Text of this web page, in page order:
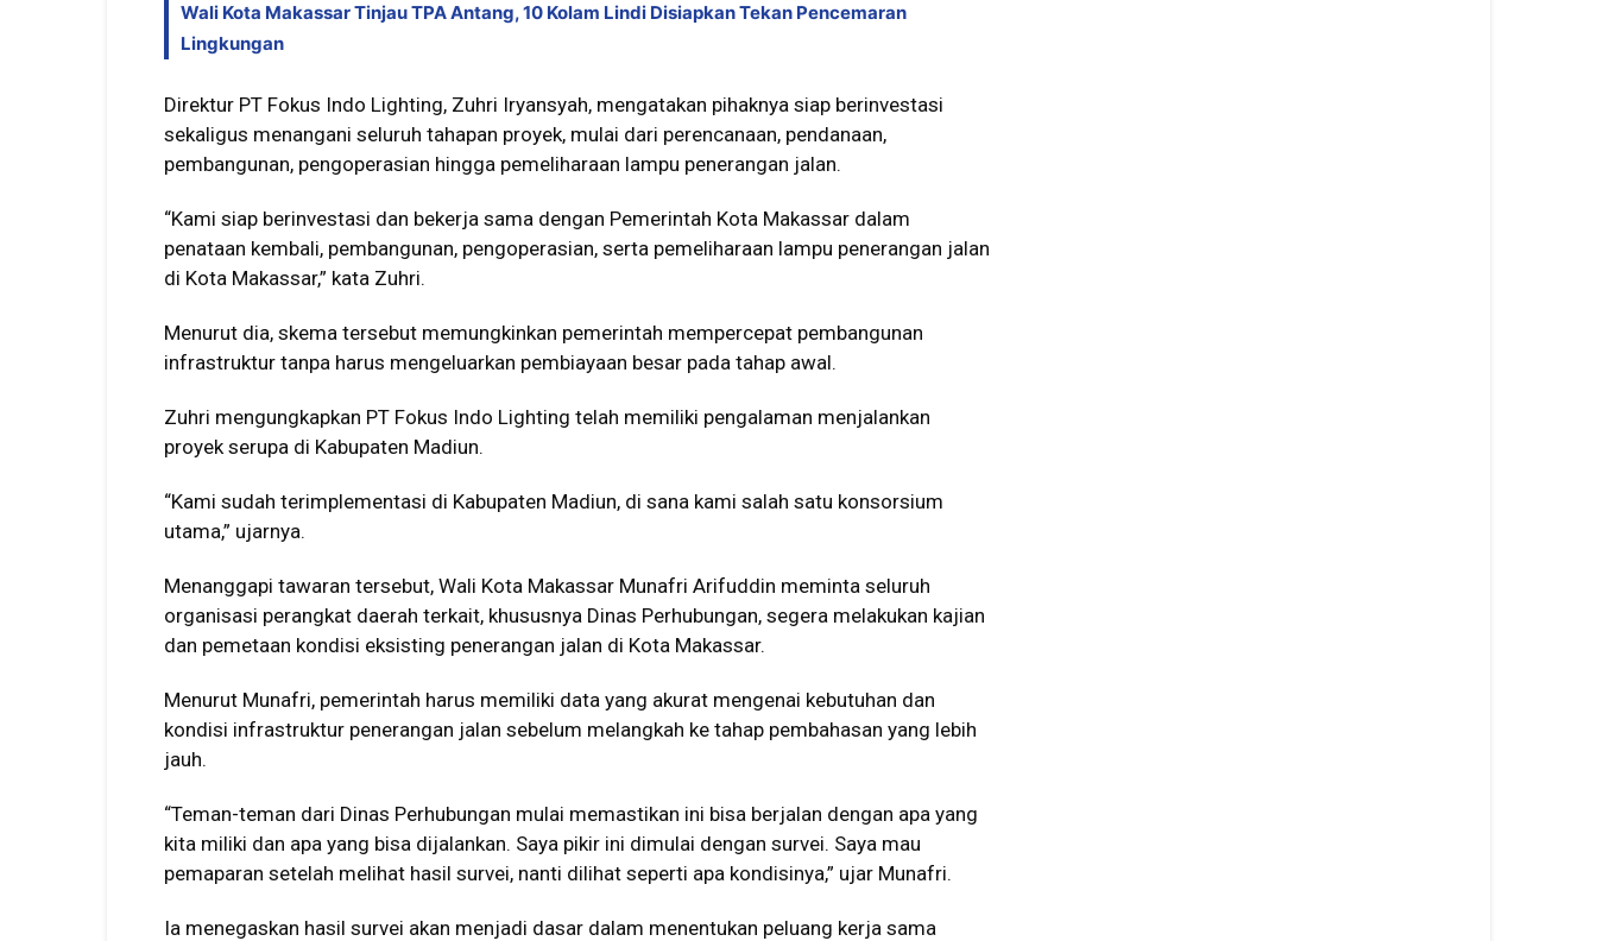
Wali Kota Makassar Tinjau TPA Antang, 10 Kolam Lindi Disiapkan Tekan Pencemaran
Lingkungan
Direktur PT Fokus Indo Lighting, Zuhri Iryansyah, mengatakan pihaknya siap berinvestasi
sekaligus menangani seluruh tahapan proyek, mulai dari perencanaan, pendanaan,
pembangunan, pengoperasian hingga pemeliharaan lampu penerangan jalan.
“Kami siap berinvestasi dan bekerja sama dengan Pemerintah Kota Makassar dalam
penataan kembali, pembangunan, pengoperasian, serta pemeliharaan lampu penerangan jalan
di Kota Makassar,” kata Zuhri.
Menurut dia, skema tersebut memungkinkan pemerintah mempercepat pembangunan
infrastruktur tanpa harus mengeluarkan pembiayaan besar pada tahap awal.
Zuhri mengungkapkan PT Fokus Indo Lighting telah memiliki pengalaman menjalankan
proyek serupa di Kabupaten Madiun.
“Kami sudah terimplementasi di Kabupaten Madiun, di sana kami salah satu konsorsium
utama,” ujarnya.
Menanggapi tawaran tersebut, Wali Kota Makassar Munafri Arifuddin meminta seluruh
organisasi perangkat daerah terkait, khususnya Dinas Perhubungan, segera melakukan kajian
dan pemetaan kondisi eksisting penerangan jalan di Kota Makassar.
Menurut Munafri, pemerintah harus memiliki data yang akurat mengenai kebutuhan dan
kondisi infrastruktur penerangan jalan sebelum melangkah ke tahap pembahasan yang lebih
jauh.
“Teman-teman dari Dinas Perhubungan mulai memastikan ini bisa berjalan dengan apa yang
kita miliki dan apa yang bisa dijalankan. Saya pikir ini dimulai dengan survei. Saya mau
pemaparan setelah melihat hasil survei, nanti dilihat seperti apa kondisinya,” ujar Munafri.
Ia menegaskan hasil survei akan menjadi dasar dalam menentukan peluang kerja sama